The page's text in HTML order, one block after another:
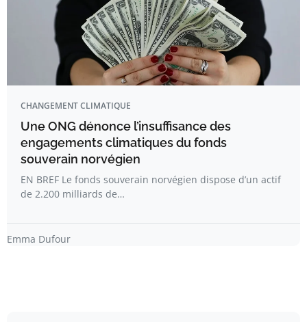
CHANGEMENT CLIMATIQUE
Une ONG dénonce l’insuffisance des
engagements climatiques du fonds
souverain norvégien
EN BREF Le fonds souverain norvégien dispose d’un actif
de 2.200 milliards de…
Emma Dufour